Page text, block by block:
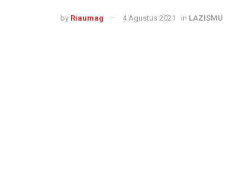
by Riaumag 4 Agustus 2021 in LAZISMU